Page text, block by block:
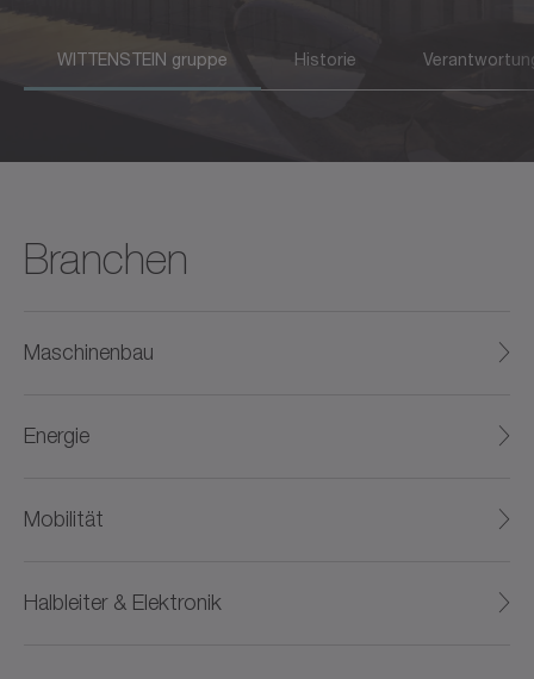
WITTENSTEIN gruppe Historie
Branchen
Maschinenbau
Energie
Mobilität
Halbleiter & Elektronik